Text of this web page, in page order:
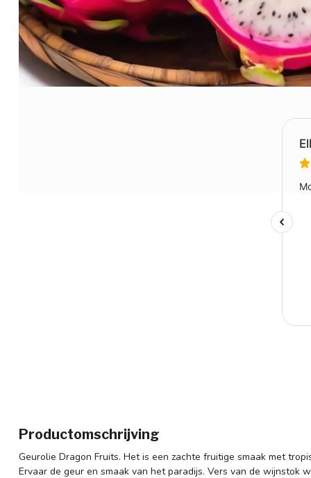
Productomschrijving
Geurolie Dragon Fruits. Het is een zachte fruitige smaak met
Ervaar de geur en smaak van het paradijs. Vers van de wijnstok